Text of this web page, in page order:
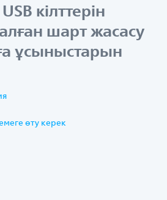
кілттерін
шарт жасасу
ұсыныстарын
өту керек